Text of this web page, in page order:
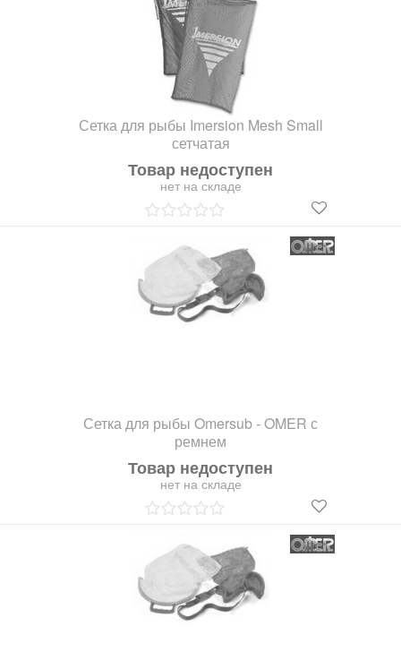
Сетка для рыбы Imersion Mesh Small
сетчатая
Товар недоступен
нет на складе
Сетка для рыбы Omersub - OMER с
ремнем
Товар недоступен
нет на складе